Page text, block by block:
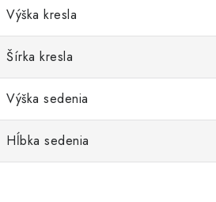
Výška kresla
Šírka kresla
Výška sedenia
Hĺbka sedenia